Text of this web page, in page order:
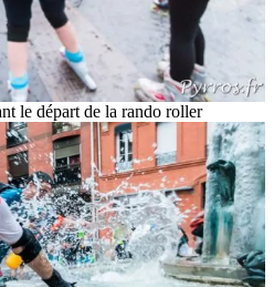
le départ de la rando roller